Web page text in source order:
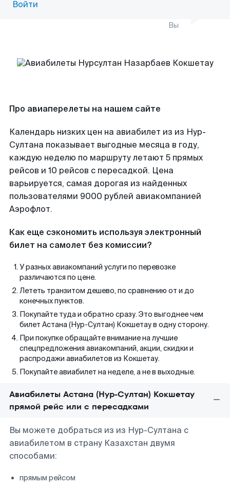
Войти
Вы
Про авиаперелеты на нашем сайте
Календарь низких цен на авиабилет из из Нур-
Султана показывает выгодные месяца в году,
каждую неделю по маршруту летают 5 прямых
рейсов и 10 рейсов с пересадкой. Цена
варьируется, самая дорогая из найденных
пользователями 9000 рублей авиакомпанией
Аэрофлот.
Как еще сэкономить используя электронный
билет на самолет без комиссии?
У разных авиакомпаний услуги по перевозке
различаются по цене.
Лететь транзитом дешево, по сравнению от и до
конечных пунктов.
Покупайте туда и обратно сразу. Это выгоднее чем
билет Астана (Нур-Султан) Кокшетау в одну сторону.
При покупке обращайте внимание на лучшие
спецпредложения авиакомпаний, акции, скидки и
распродажи авиабилетов из Кокшетау.
Покупайте авиабилет на неделе, а не в выходные.
Авиабилеты Астана (Нур-Султан) Кокшетау
прямой рейс или с пересадками
Вы можете добраться из из Нур-Султана с
авиабилетом в страну Казахстан двумя
способами:
прямым рейсом